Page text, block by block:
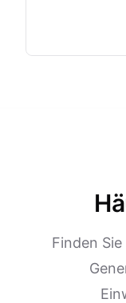
Finden